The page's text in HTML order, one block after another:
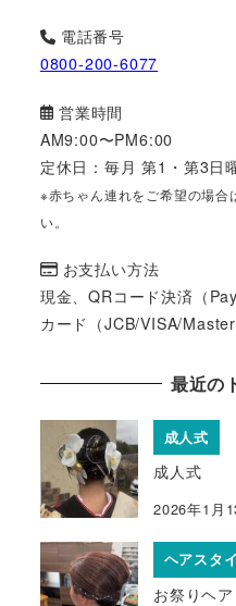
電話番号
0800-200-6077
営業時間
AM9:00〜PM6:00
定休日：毎月 第1・第3日
※赤ちゃん連れをご希望の場合
い。
お支払い方法
現金、QRコード決済（
カード（JCB/VISA/
最近の
成人式
成人式
2026年1月
ヘアスタ
お祭りヘア